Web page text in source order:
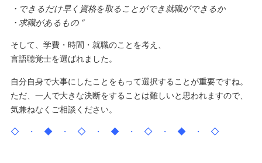
・できるだけ早く資格を取ることができ就職ができるか
・求職があるもの “
そして、学費・時間・就職のことを考え、
言語聴覚士を選ばれました。
自分自身で大事にしたことをもって選択することが重要ですね。
ただ、一人で大きな決断をすることは難しいと思われますので、
気兼ねなくご相談ください。
◇ ・ ◆ ・ ◇ ・ ◆ ・ ◇ ・ ◆ ・ ◇